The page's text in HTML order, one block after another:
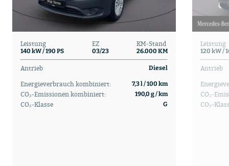
Leistung
140 kW / 190 PS
EZ
03/23
KM-Stand
26.000 KM
Antrieb Diesel
Energieverbrauch kombiniert: 7,3 l / 100 km
CO₂-Emissionen kombiniert: 190,0 g / km
CO₂-Klasse G
Leistung
120 kW /
Antrieb
CO₂-
CO₂-